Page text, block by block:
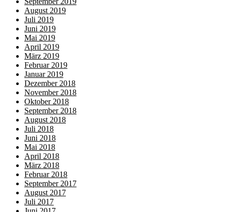
August 2019
Juli 2019
Juni 2019
Mai 2019
April 2019
März 2019
Februar 2019
Januar 2019
Dezember 2018
November 2018
Oktober 2018
September 2018
August 2018
Juli 2018
Juni 2018
Mai 2018
April 2018
März 2018
Februar 2018
September 2017
August 2017
Juli 2017